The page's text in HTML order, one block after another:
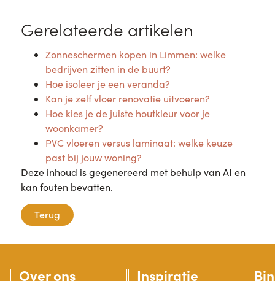
Gerelateerde artikelen
Zonneschermen kopen in Limmen: welke
bedrijven zitten in de buurt?
Hoe isoleer je een veranda?
Kan je zelf vloer renovatie uitvoeren?
Hoe kies je de juiste houtkleur voor je
woonkamer?
PVC vloeren versus laminaat: welke keuze
past bij jouw woning?
Deze inhoud is gegenereerd met behulp van AI en
kan fouten bevatten.
Terug
Over ons Inspiratie